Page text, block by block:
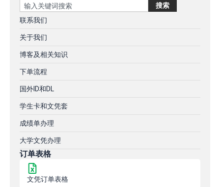
Search 搜索
联系我们
关于我们
博客及相关知识
下单流程
国外ID和DL
学生卡和文凭套
成绩单办理
大学文凭办理
订单表格
文凭订单表格